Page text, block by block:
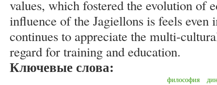
values, which fostered the evolution of
influence of the Jagiellons is feels
continues to appreciate the multi-
regard for training and education.
Ключевые слова:
философия